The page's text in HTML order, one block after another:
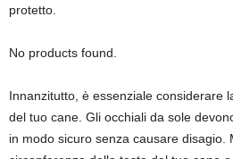
protetto.
No products found.
Innanzitutto, è essenziale considerare
del tuo cane. Gli occhiali da sole
in modo sicuro senza causare disagio.